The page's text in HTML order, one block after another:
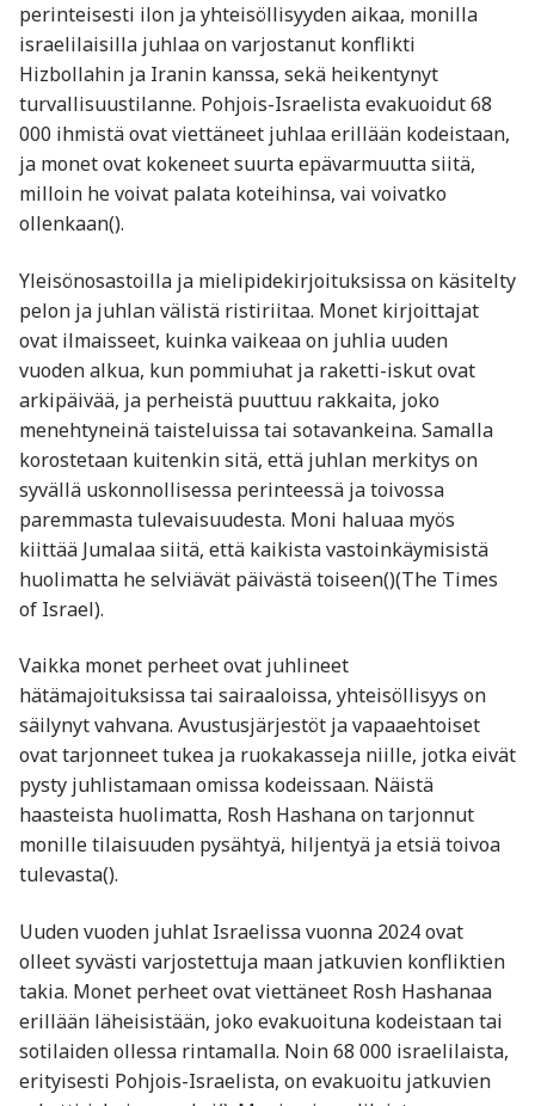
perinteisesti ilon ja yhteisöllisyyden aikaa, monilla
israelilaisilla juhlaa on varjostanut konflikti
Hizbollahin ja Iranin kanssa, sekä heikentynyt
turvallisuustilanne. Pohjois-Israelista evakuoidut 68
000 ihmistä ovat viettäneet juhlaa erillään kodeistaan,
ja monet ovat kokeneet suurta epävarmuutta siitä,
milloin he voivat palata koteihinsa, vai voivatko
ollenkaan​().
Yleisönosastoilla ja mielipidekirjoituksissa on käsitelty
pelon ja juhlan välistä ristiriitaa. Monet kirjoittajat
ovat ilmaisseet, kuinka vaikeaa on juhlia uuden
vuoden alkua, kun pommiuhat ja raketti-iskut ovat
arkipäivää, ja perheistä puuttuu rakkaita, joko
menehtyneinä taisteluissa tai sotavankeina. Samalla
korostetaan kuitenkin sitä, että juhlan merkitys on
syvällä uskonnollisessa perinteessä ja toivossa
paremmasta tulevaisuudesta. Moni haluaa myös
kiittää Jumalaa siitä, että kaikista vastoinkäymisistä
huolimatta he selviävät päivästä toiseen​()​(The Times
of Israel).
Vaikka monet perheet ovat juhlineet
hätämajoituksissa tai sairaaloissa, yhteisöllisyys on
säilynyt vahvana. Avustusjärjestöt ja vapaaehtoiset
ovat tarjonneet tukea ja ruokakasseja niille, jotka eivät
pysty juhlistamaan omissa kodeissaan. Näistä
haasteista huolimatta, Rosh Hashana on tarjonnut
monille tilaisuuden pysähtyä, hiljentyä ja etsiä toivoa
tulevasta​().
Uuden vuoden juhlat Israelissa vuonna 2024 ovat
olleet syvästi varjostettuja maan jatkuvien konfliktien
takia. Monet perheet ovat viettäneet Rosh Hashanaa
erillään läheisistään, joko evakuoituna kodeistaan tai
sotilaiden ollessa rintamalla. Noin 68 000 israelilaista,
erityisesti Pohjois-Israelista, on evakuoitu jatkuvien